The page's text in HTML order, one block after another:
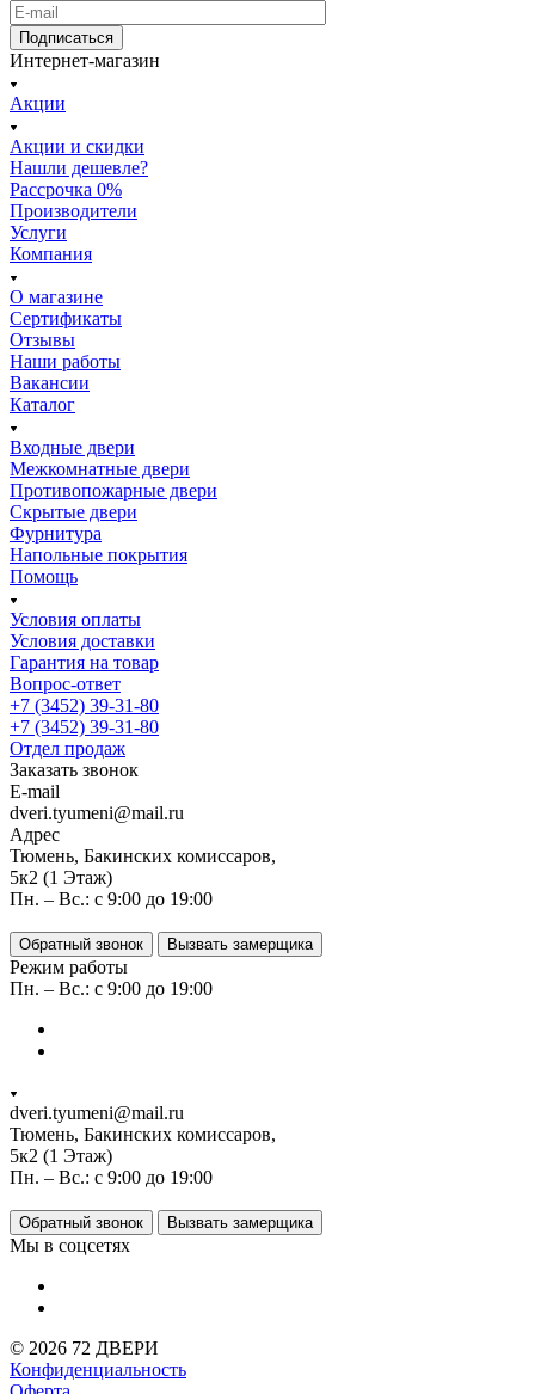
Подписаться
Интернет-магазин
Акции
Акции и скидки
Нашли дешевле?
Рассрочка 0%
Производители
Услуги
Компания
О магазине
Сертификаты
Отзывы
Наши работы
Вакансии
Каталог
Входные двери
Межкомнатные двери
Противопожарные двери
Скрытые двери
Фурнитура
Напольные покрытия
Помощь
Условия оплаты
Условия доставки
Гарантия на товар
Вопрос-ответ
+7 (3452) 39-31-80
+7 (3452) 39-31-80
Отдел продаж
Заказать звонок
E-mail
dveri.tyumeni@mail.ru
Адрес
Тюмень, Бакинских комиссаров,
5к2 (1 Этаж)
Пн. – Вс.: с 9:00 до 19:00
Обратный звонок Вызвать замерщика
Режим работы
Пн. – Вс.: с 9:00 до 19:00
dveri.tyumeni@mail.ru
Тюмень, Бакинских комиссаров,
5к2 (1 Этаж)
Пн. – Вс.: с 9:00 до 19:00
Обратный звонок Вызвать замерщика
Мы в соцсетях
© 2026 72 ДВЕРИ
Конфиденциальность